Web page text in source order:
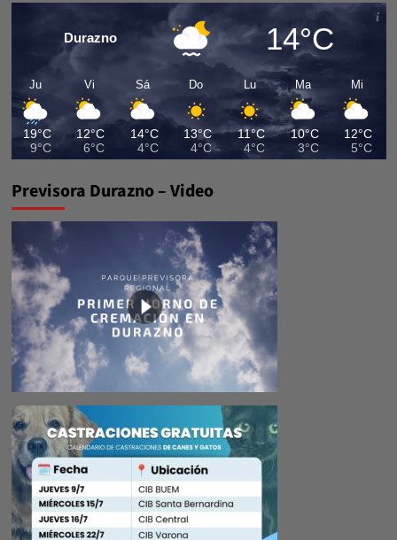
Durazno 14°C
Ju
19°C
9°C
Vi
12°C
6°C
Sá
14°C
4°C
Do
13°C
4°C
Lu
11°C
4°C
Ma
10°C
3°C
Mi
12°C
5°C
Previsora Durazno – Video